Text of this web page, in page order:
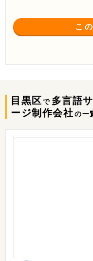
こ
目黒区 で 多言語
ージ制作会社の一